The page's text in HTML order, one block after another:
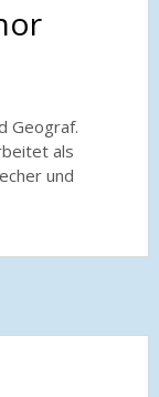
Geograf.
als
und